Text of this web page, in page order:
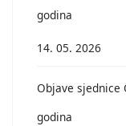
godina
14. 05. 2026
Objave sjednice
godina